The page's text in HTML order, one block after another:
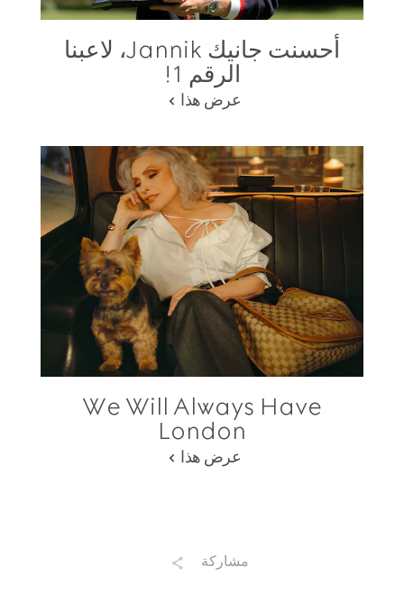
أحسنت جانيك Jannik، لاعبنا
الرقم 1!
عرض هذا
We Will Always Have
London
عرض هذا
مشاركة